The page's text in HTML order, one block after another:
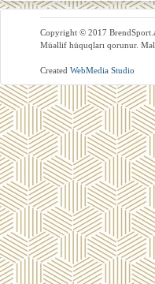
Copyright © 2017
Müəllif hüquqları qorunur.
Created WebMedia Studio